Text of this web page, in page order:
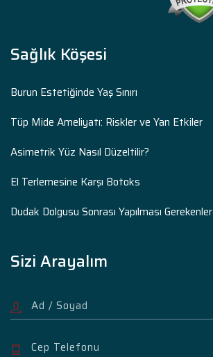
Sağlık Köşesi
Burun Estetiğinde Yaş Sınırı
Tüp Mide Ameliyatı: Riskler ve Yan Etkiler
Asimetrik Yüz Nasıl Düzeltilir?
El Terlemesine Karşı Botoks
Dudak Dolgusu Sonrası Yapılması Gerekenler
Sizi Arayalım